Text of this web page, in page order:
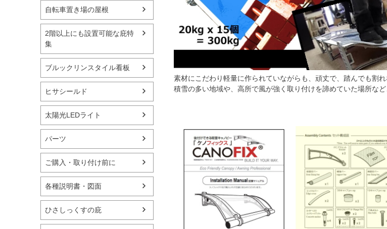
自転車置き場の屋根
2階以上にも設置可能な庇特
集
ブルックリンスタイル看板
ヒサシールド
太陽光LEDライト
パーツ
ご購入・取り付け前に
各種説明書・図面
ひさしっくすの庇
素材にこだわり軽量に作られていながらも、頑丈で、踏んでも割れ
積雪の多い地域や、高所で風が強く取り付けを諦めていた場所な